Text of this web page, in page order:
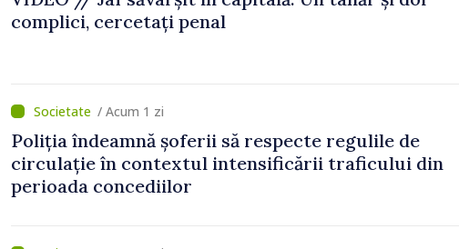
complici, cercetați penal
/ Acum 1 zi
Poliția îndeamnă șoferii să respecte regulile de
circulație în contextul intensificării traficului din
perioada concediilor